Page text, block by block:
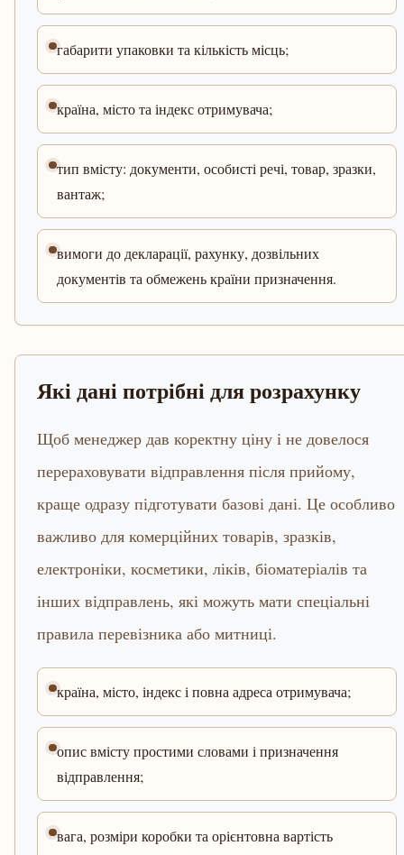
габарити упаковки та кількість місць;
країна, місто та індекс отримувача;
тип вмісту: документи, особисті речі, товар, зразки,
вантаж;
вимоги до декларації, рахунку, дозвільних
документів та обмежень країни призначення.
Які дані потрібні для розрахунку
Щоб менеджер дав коректну ціну і не довелося
перераховувати відправлення після прийому,
краще одразу підготувати базові дані. Це особливо
важливо для комерційних товарів, зразків,
електроніки, косметики, ліків, біоматеріалів та
інших відправлень, які можуть мати спеціальні
правила перевізника або митниці.
країна, місто, індекс і повна адреса отримувача;
опис вмісту простими словами і призначення
відправлення;
вага, розміри коробки та орієнтовна вартість